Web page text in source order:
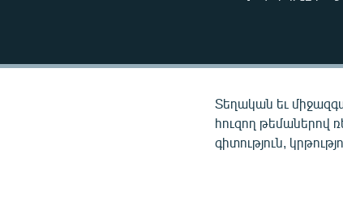
ՍՊՈՐՏ
Տեղական եւ
հուզող թեմաներով
գիտություն,